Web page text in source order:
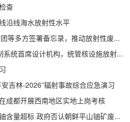
查
沿线海水放射性水平
Clobot 携手韩国原子能环境公团等多方签署备忘录，推动放射性废物安全管理多机型机器人示范
Rosatom选定SNIIP为辐射控制系统首席设计机构，统管核设施放射仪表标准化与进口替代保障
吉林-2026”辐射事故综合应急演习
成都开展西南地区实地上岗考核
韩国仁川强化郡西检岛自来水铀含量超标 政府否认朝鲜平山铀矿废水影响